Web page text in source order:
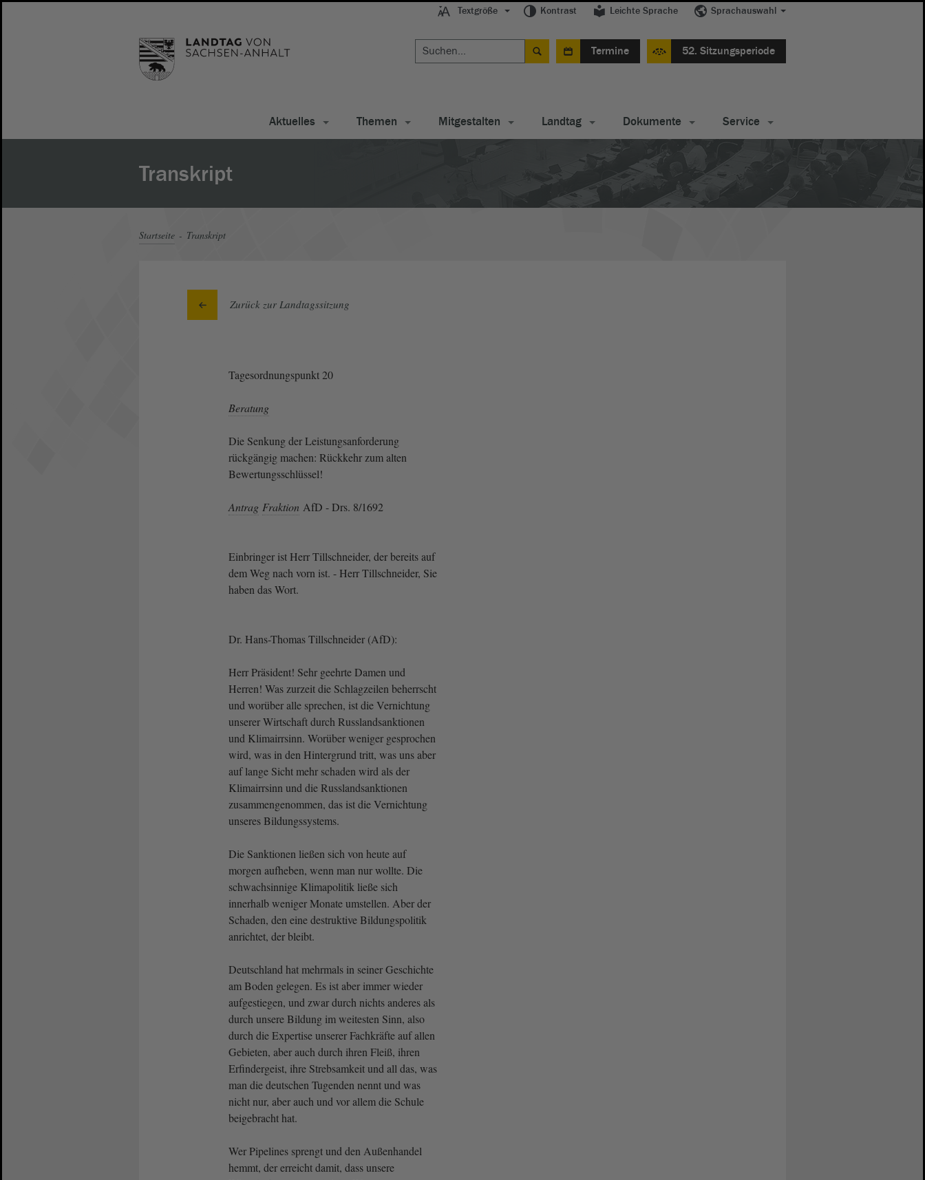
Textgröße Kontrast Leichte Sprache Sprachauswahl
Termine 52. Sitzungsperiode
Aktuelles Themen Mitgestalten Landtag Dokumente Service
Transkript
Startseite Transkript
Zurück zur Landtagssitzung
Tagesordnungspunkt 20
Beratung
Die Senkung der Leistungsanforderung
rückgängig machen: Rückkehr zum alten
Bewertungsschlüssel!
Antrag Fraktion AfD - Drs. 8/1692
Einbringer ist Herr Tillschneider, der bereits auf
dem Weg nach vorn ist. - Herr Tillschneider, Sie
haben das Wort.
Dr. Hans-Thomas Tillschneider (AfD):
Herr Präsident! Sehr geehrte Damen und
Herren! Was zurzeit die Schlagzeilen beherrscht
und worüber alle sprechen, ist die Vernichtung
unserer Wirtschaft durch Russlandsanktionen
und Klimairrsinn. Worüber weniger gesprochen
wird, was in den Hintergrund tritt, was uns aber
auf lange Sicht mehr schaden wird als der
Klimairrsinn und die Russlandsanktionen
zusammengenommen, das ist die Vernichtung
unseres Bildungssystems.
Die Sanktionen ließen sich von heute auf
morgen aufheben, wenn man nur wollte. Die
schwachsinnige Klimapolitik ließe sich
innerhalb weniger Monate umstellen. Aber der
Schaden, den eine destruktive Bildungspolitik
anrichtet, der bleibt.
Deutschland hat mehrmals in seiner Geschichte
am Boden gelegen. Es ist aber immer wieder
aufgestiegen, und zwar durch nichts anderes als
durch unsere Bildung im weitesten Sinn, also
durch die Expertise unserer Fachkräfte auf allen
Gebieten, aber auch durch ihren Fleiß, ihren
Erfindergeist, ihre Strebsamkeit und all das, was
man die deutschen Tugenden nennt und was
nicht nur, aber auch und vor allem die Schule
beigebracht hat.
Wer Pipelines sprengt und den Außenhandel
hemmt, der erreicht damit, dass unsere